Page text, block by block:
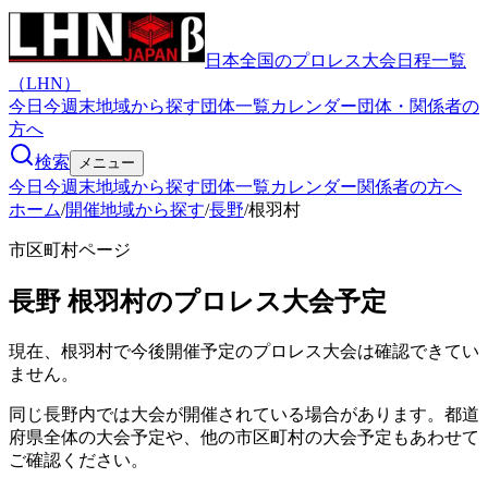
日本全国のプロレス大会日程一覧
（LHN）
今日 今週末地域から探す団体一覧カレンダー団体・関係者の
方へ
検索
メニュー
今日 今週末地域から探す団体一覧カレンダー関係者の方へ
ホーム/開催地域から探す/長野/根羽村
市区町村ページ
長野 根羽村のプロレス大会予定
現在、根羽村で今後開催予定のプロレス大会は確認できてい
ません。
同じ長野内では大会が開催されている場合があります。都道
府県全体の大会予定や、他の市区町村の大会予定もあわせて
ご確認ください。